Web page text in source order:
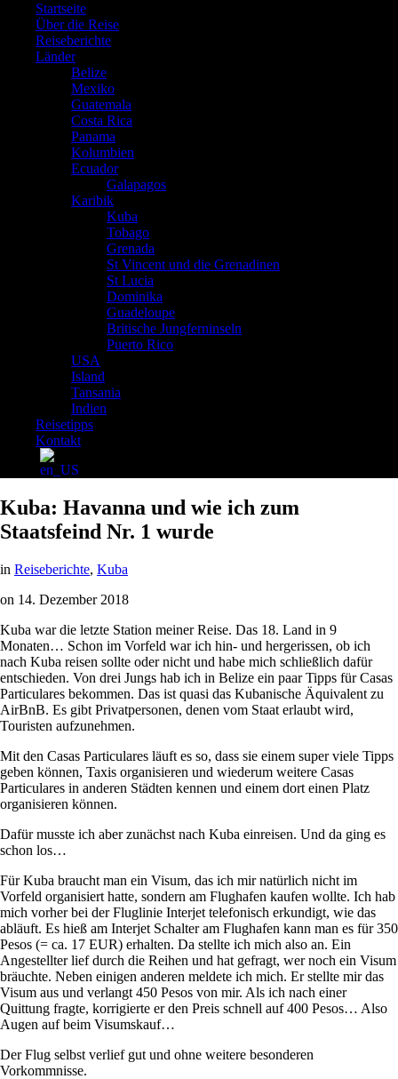
Startseite
Über die Reise
Reiseberichte
Länder
Belize
Mexiko
Guatemala
Costa Rica
Panama
Kolumbien
Ecuador
Galapagos
Karibik
Kuba
Tobago
Grenada
St Vincent und die Grenadinen
St Lucia
Dominika
Guadeloupe
Britische Jungferninseln
Puerto Rico
USA
Island
Tansania
Indien
Reisetipps
Kontakt
Kuba: Havanna und wie ich zum
Staatsfeind Nr. 1 wurde
in Reiseberichte, Kuba
on 14. Dezember 2018
Kuba war die letzte Station meiner Reise. Das 18. Land in 9
Monaten… Schon im Vorfeld war ich hin- und hergerissen, ob ich
nach Kuba reisen sollte oder nicht und habe mich schließlich dafür
entschieden. Von drei Jungs hab ich in Belize ein paar Tipps für Casas
Particulares bekommen. Das ist quasi das Kubanische Äquivalent zu
AirBnB. Es gibt Privatpersonen, denen vom Staat erlaubt wird,
Touristen aufzunehmen.
Mit den Casas Particulares läuft es so, dass sie einem super viele Tipps
geben können, Taxis organisieren und wiederum weitere Casas
Particulares in anderen Städten kennen und einem dort einen Platz
organisieren können.
Dafür musste ich aber zunächst nach Kuba einreisen. Und da ging es
schon los…
Für Kuba braucht man ein Visum, das ich mir natürlich nicht im
Vorfeld organisiert hatte, sondern am Flughafen kaufen wollte. Ich hab
mich vorher bei der Fluglinie Interjet telefonisch erkundigt, wie das
abläuft. Es hieß am Interjet Schalter am Flughafen kann man es für 350
Pesos (= ca. 17 EUR) erhalten. Da stellte ich mich also an. Ein
Angestellter lief durch die Reihen und hat gefragt, wer noch ein Visum
bräuchte. Neben einigen anderen meldete ich mich. Er stellte mir das
Visum aus und verlangt 450 Pesos von mir. Als ich nach einer
Quittung fragte, korrigierte er den Preis schnell auf 400 Pesos… Also
Augen auf beim Visumskauf…
Der Flug selbst verlief gut und ohne weitere besonderen
Vorkommnisse.